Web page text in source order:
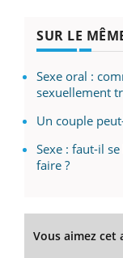
SUR LE
Sexe oral :
sexuellement
Un couple
Sexe : faut-il
faire ?
Vous aimez cet